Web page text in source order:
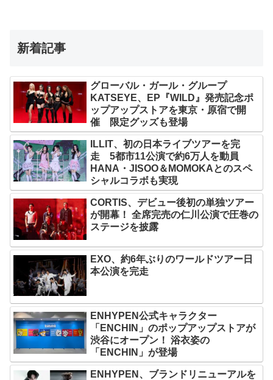
新着記事
グローバル・ガール・グループ
KATSEYE、EP『WILD』発売記念ポ
ップアップストアを東京・原宿で開
催 限定グッズも登場
ILLIT、初の日本ライブツアーを完
走 5都市11公演で約6万人を動員
HANA・JISOO＆MOMOKAとのスペ
シャルコラボも実現
CORTIS、デビュー後初の単独ツアー
が開幕！ 全席完売の仁川公演で圧巻の
ステージを披露
EXO、約6年ぶりのワールドツアー日
本公演を完走
ENHYPEN公式キャラクター
「ENCHIN」のポップアップストアが
渋谷にオープン！ 浴衣姿の
「ENCHIN」が登場
ENHYPEN、ブランドリニューアルを